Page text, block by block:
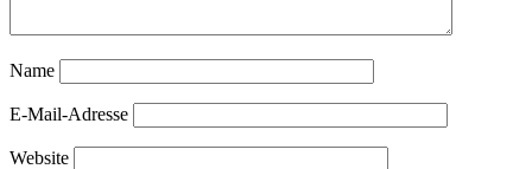
Name
E-Mail-Adresse
Website